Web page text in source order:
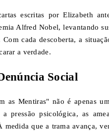
escritas por Elizabeth
Alfred Nobel, levantando
cada descoberta, a
a verdade.
Social
as Mentiras" não é apenas
pressão psicológica, as
que a trama avança,